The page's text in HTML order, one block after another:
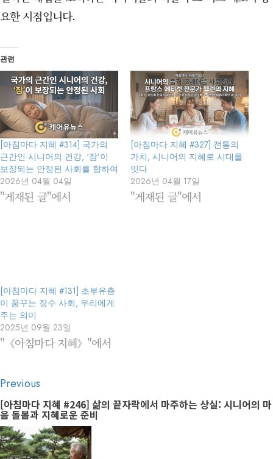
요한 시점입니다.
관련
[아침마다 지혜 #314] 국가의
근간인 시니어의 건강, ‘잠’이
보장되는 안정된 사회를 향하여
2026년 04월 04일
"게재된 글"에서
[아침마다 지혜 #327] 전통의
가치, 시니어의 지혜로 시대를
잇다
2026년 04월 17일
"게재된 글"에서
[아침마다 지혜 #131] 초부유층
이 꿈꾸는 장수 사회, 우리에게
주는 의미
2025년 09월 23일
"《아침마다 지혜》"에서
Post
navigation
Previous
post:
[아침마다 지혜 #246] 삶의 끝자락에서 마주하는 상실: 시니어의 마
음 돌봄과 지혜로운 준비